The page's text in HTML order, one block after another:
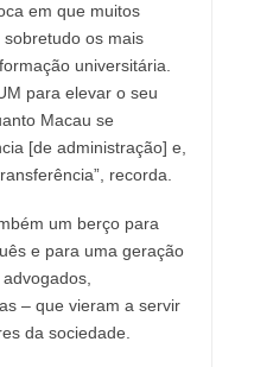
em que muitos
os mais
universitária.
para elevar o seu
Macau se
[de administração] e,
recorda.
um berço para
e para uma geração
– que vieram a servir
da sociedade.